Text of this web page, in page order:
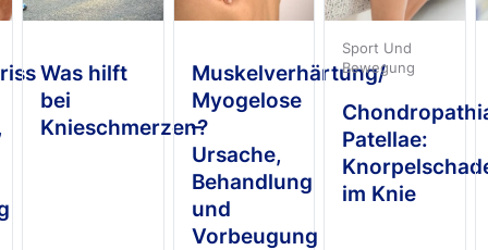
Was hilft
bei
Knieschmerzen?
Muskelverhärtung/
Myogelose
–
Ursache,
Behandlung
und
Vorbeugung
Sport Und
Bewegung
Patellae:
im Knie